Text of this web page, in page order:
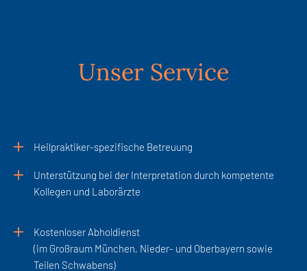
Unser Service
Heilpraktiker-spezifische Betreuung
Unterstützung bei der Interpretation durch kompetente
Kollegen und Laborärzte
Kostenloser Abholdienst
(im Großraum München, Nieder- und Oberbayern sowie
Teilen Schwabens)